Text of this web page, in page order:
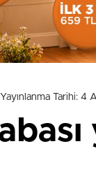
Yayınlanma Tarihi: 4